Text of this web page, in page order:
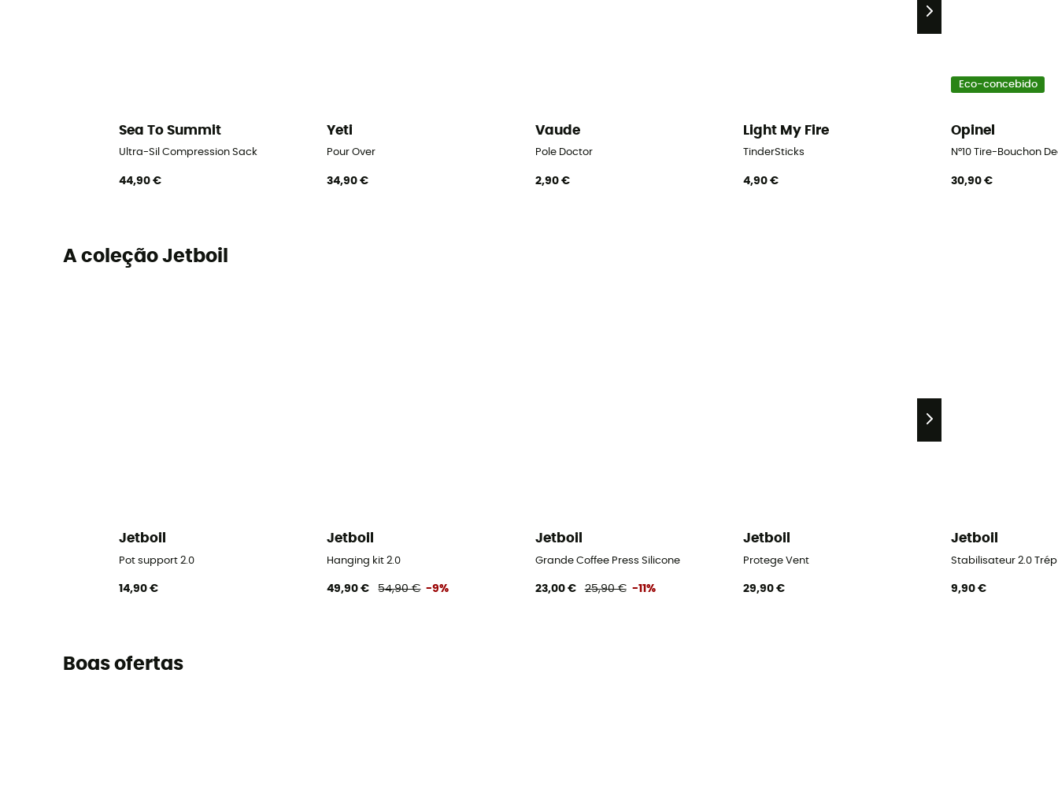
Sea To Summit
Ultra-Sil Compression Sack
44,90 €
Yeti
Pour Over
34,90 €
Vaude
Pole Doctor
2,90 €
Light My Fire
TinderSticks
4,90 €
Eco-concebido
Opinel
N°10 Tire-Bouchon
30,90 €
A coleção Jetboil
Jetboil
Pot support 2.0
14,90 €
Jetboil
Hanging kit 2.0
49,90 € 54,90 € -9%
Jetboil
Grande Coffee Press Silicone
23,00 € 25,90 € -11%
Jetboil
Protege Vent
29,90 €
Jetboil
Stabilisateur 2.0
9,90 €
Boas ofertas